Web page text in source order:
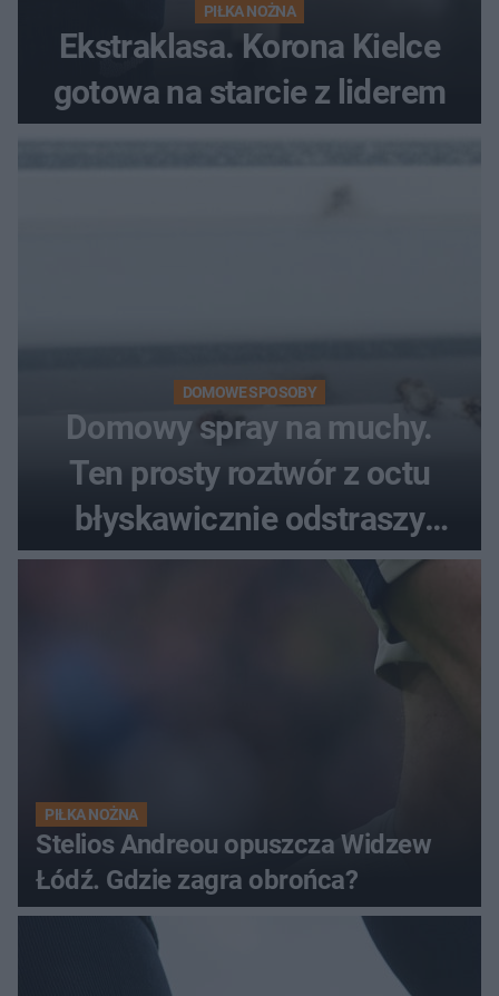
PIŁKA NOŻNA
Ekstraklasa. Korona Kielce
gotowa na starcie z liderem
DOMOWE SPOSOBY
Domowy spray na muchy.
Ten prosty roztwór z octu
błyskawicznie odstraszy
uciążliwe owady
PIŁKA NOŻNA
Stelios Andreou opuszcza Widzew
Łódź. Gdzie zagra obrońca?